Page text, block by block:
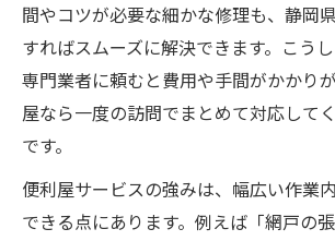
間やコツが必要な細かな修理も、静岡
すればスムーズに解決できます。こう
専門業者に頼むと費用や手間がかかり
屋なら一度の訪問でまとめて対応して
です。
便利屋サービスの強みは、幅広い作業
できる点にあります。例えば「網戸の